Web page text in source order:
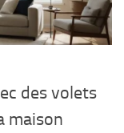
des volets
maison